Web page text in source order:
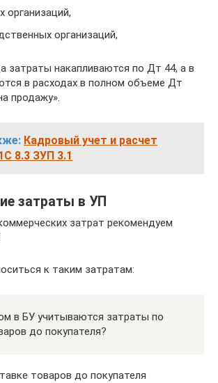
организаций,
организаций,
затраты накапливаются по Дт 44, а в
в расходах в полном объеме Дт
продажу».
Кадровый учет и расчет
8.3 ЗУП 3.1
затраты в УП
затрат рекомендуем
к таким затратам:
в БУ учитываются затраты по
до покупателя?
товаров до покупателя